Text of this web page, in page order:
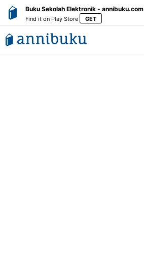
Buku Sekolah Elektronik - annibuku.com
Find it on Play Store GET